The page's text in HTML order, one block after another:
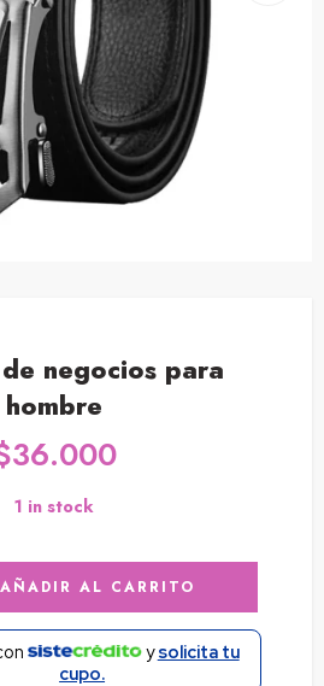
negocios para
hombre
36.000
1 in stock
AÑADIR AL CARRITO
ysolicita tu
cupo.